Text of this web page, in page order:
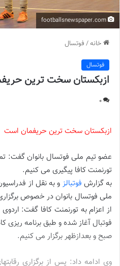
خانه/ فوتسال
فوتسال
ازبکستان سخت ترین
0
ازبکستان سخت ترین حریفمان است
عضو تیم ملی فوتسال بانوان گفت:
تورنمنت کافا پیگیری می کنیم.
به گزارش فوتبالز و به نقل از
ملی فوتسال بانوان در خصوص
از اعزام به تورنمنت کافا گفت:
فوتبال آغاز شده و طبق برنامه ریزی
صبح و بعدازظهر برگزار می کنیم.